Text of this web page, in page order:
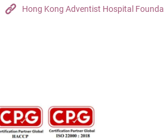
Hong Kong Adventist Hospital